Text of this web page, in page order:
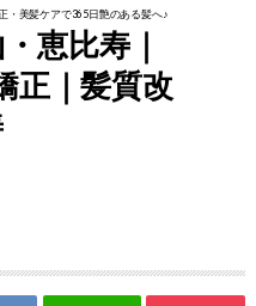
・美髪ケアで365日艶のある髪へ♪
恵比寿｜
正｜髪質改